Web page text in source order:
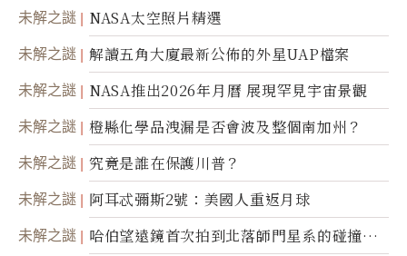
未解之謎 NASA太空照片精選
未解之謎 解讀五角大廈最新公佈的外星UAP檔案
未解之謎 NASA推出2026年月曆 展現罕見宇宙景觀
未解之謎 橙縣化學品洩漏是否會波及整個南加州？
未解之謎 究竟是誰在保護川普？
未解之謎 阿耳忒彌斯2號：美國人重返月球
未解之謎
哈伯望遠鏡首次拍到北落師門星系的碰撞與